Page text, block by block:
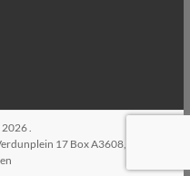
17 Box A3608, 5627SZ,